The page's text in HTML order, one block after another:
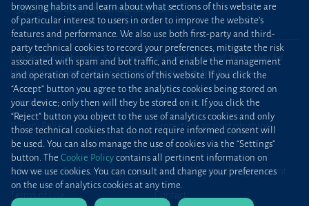
+34 915 860 400 madrid@uria.com
Uría Menéndez Abogados, S.L.P. | Registro Mercantil de Madrid, Tomo 24490 del
Libro de Inscripciones Folio 42, Sección 8, Hoja M-43976. NIF: B28563963
Site map Cookie Policy
Privacy Policy
Protection against phishing
attacks
Information Security Policy Standard Terms of Engagement
browsing habits and learn about what sections of this website are
of particular interest to users in order to improve the website’s
features and performance. We also use both first-party and third-
party technical cookies to record your preferences, mitigate the risk
associated with spam and bot traffic, and enable the management
and operation of certain sections of this website. If you click the
“Accept” button you agree to the analytics cookies being stored on
your device; only then will they be stored on it. If you click the
“Reject” button you object to the use of analytics cookies and only
those technical cookies that do not require informed consent will
be used. You can also manage the use of cookies via the “Settings”
button. The Cookie Policy contains all pertinent information on
how we use cookies. You can consult and change your preferences
on the use of analytics cookies at any time.